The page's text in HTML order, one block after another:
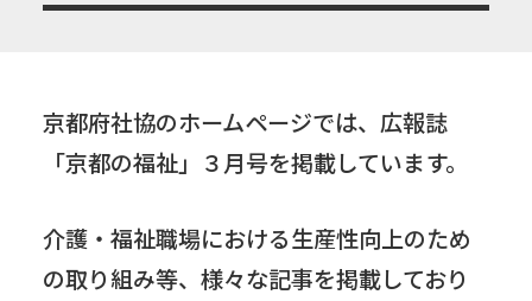
京都府社協のホームページでは、広報誌
「京都の福祉」３月号を掲載しています。
介護・福祉職場における生産性向上のため
の取り組み等、様々な記事を掲載しており